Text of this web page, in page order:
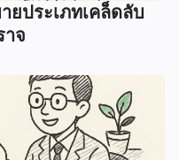
ยประเภทเคล็ดลับ
าจ